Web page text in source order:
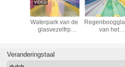
Dia van het het
Waterpark van de
glasvezelfrp
Kinderenvolwassenen
Van de de
van het
Buffergroef
Veranderingstaal